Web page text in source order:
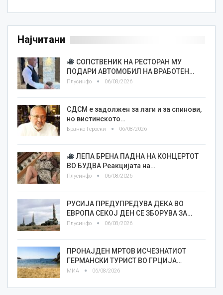
Најчитани
СОПСТВЕНИК НА РЕСТОРАН МУ
ПОДАРИ АВТОМОБИЛ НА ВРАБОТЕН…
Плусинфо 06/08/2026
СДСМ е задолжен за лаги и за спинови,
но вистинското…
Бранко Героски 06/08/2026
ЛЕПА БРЕНА ПАДНА НА КОНЦЕРТОТ
ВО БУДВА Реакцијата на…
Плусинфо 06/08/2026
РУСИЈА ПРЕДУПРЕДУВА ДЕКА ВО
ЕВРОПА СЕКОЈ ДЕН СЕ ЗБОРУВА ЗА…
Плусинфо 06/08/2026
ПРОНАЈДЕН МРТОВ ИСЧЕЗНАТИОТ
ГЕРМАНСКИ ТУРИСТ ВО ГРЦИЈА…
МИА 06/08/2026